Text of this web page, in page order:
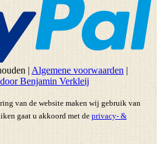
| Algemene voorwaarden |
Benjamin Verkleij
van de website maken wij gebruik van
gaat u akkoord met de privacy- &